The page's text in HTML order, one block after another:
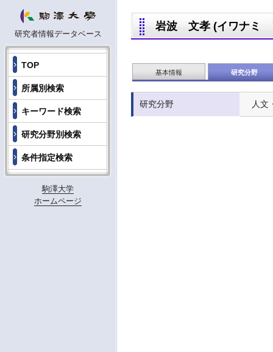
研究者情報データベース
TOP
所属別検索
キーワード検索
研究分野別検索
条件指定検索
駒澤大学
ホームページ
岩波 文孝 (イワナミ
基本情報 研究分野
研究分野 人文